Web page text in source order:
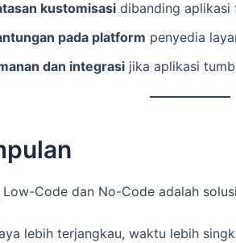
kustomisasi dibanding aplikasi
pada platform penyedia
dan integrasi jika aplikasi
Low-Code dan No-Code adalah
lebih terjangkau, waktu lebih